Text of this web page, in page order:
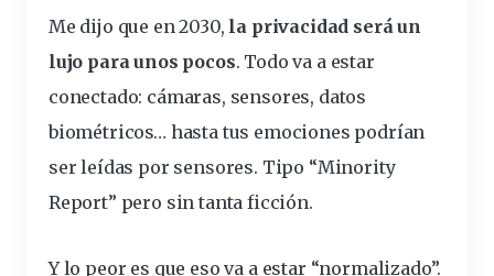
Me dijo que en 2030, la privacidad será un
lujo para unos pocos. Todo va a estar
conectado: cámaras, sensores, datos
biométricos… hasta tus emociones podrían
ser leídas por sensores. Tipo “Minority
Report” pero sin tanta ficción.
Y lo peor es que eso va a estar “normalizado”.